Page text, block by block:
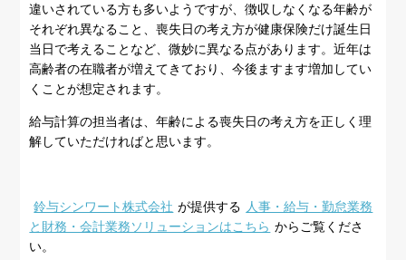
違いされている方も多いようですが、徴収しなくなる年齢が
それぞれ異なること、喪失日の考え方が健康保険だけ誕生日
当日で考えることなど、微妙に異なる点があります。近年は
高齢者の在職者が増えてきており、今後ますます増加してい
くことが想定されます。
給与計算の担当者は、年齢による喪失日の考え方を正しく理
解していただければと思います。
鈴与シンワート株式会社 が提供する 人事・給与・勤怠業務
と財務・会計業務ソリューションはこちら からご覧くださ
い。